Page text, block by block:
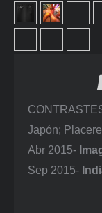
Japón;
Abr 2015-
Sep 2015-